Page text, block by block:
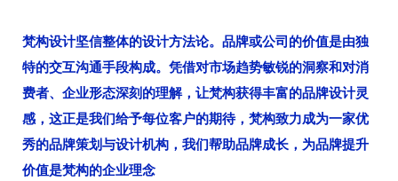
梵构设计坚信整体的设计方法论。品牌或公司的价值是由独
特的交互沟通手段构成。凭借对市场趋势敏锐的洞察和对消
费者、企业形态深刻的理解，让梵构获得丰富的品牌设计灵
感，这正是我们给予每位客户的期待，梵构致力成为一家优
秀的品牌策划与设计机构，我们帮助品牌成长，为品牌提升
价值是梵构的企业理念